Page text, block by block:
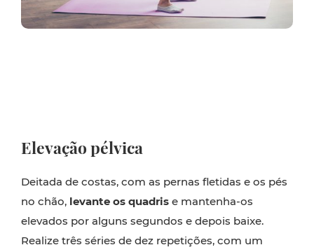
Elevação pélvica
Deitada de costas, com as pernas fletidas e os pés
no chão, levante os quadris e mantenha-os
elevados por alguns segundos e depois baixe.
Realize três séries de dez repetições, com um